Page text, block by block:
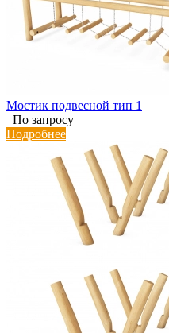
Мостик подвесной тип 1
По запросу
Подробнее